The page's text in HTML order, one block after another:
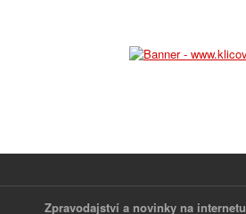
Zpravodajství a novinky na internetu